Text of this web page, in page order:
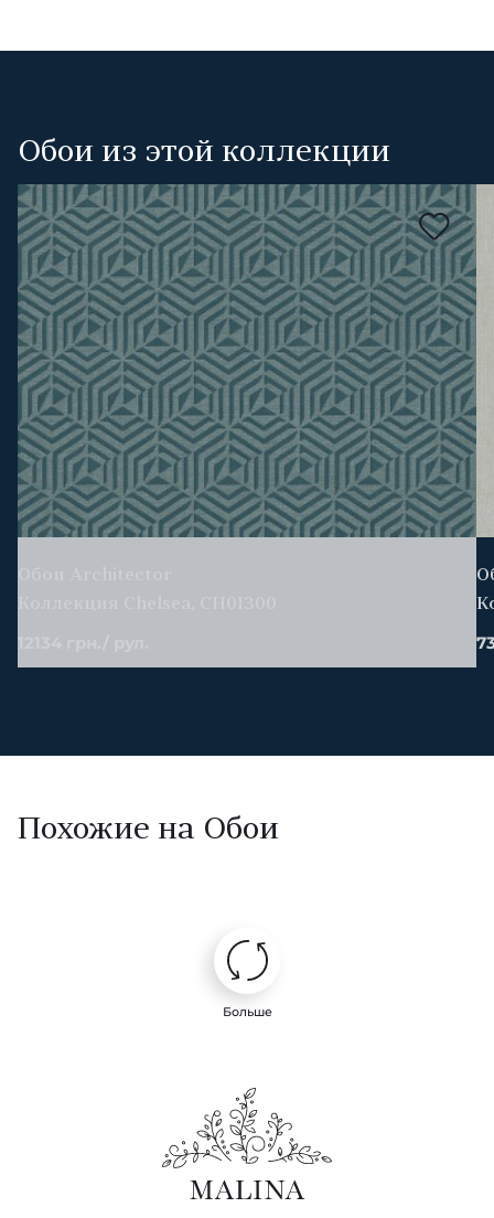
Обои из этой коллекции
Похожие на Обои
Больше